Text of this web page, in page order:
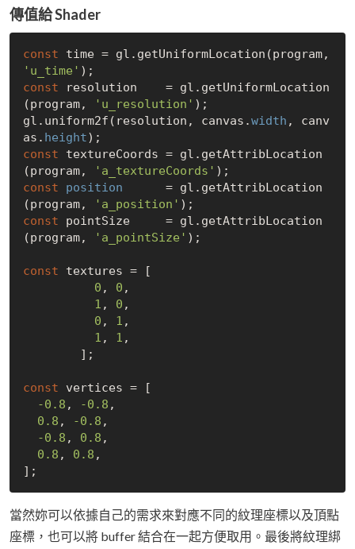
傳值給 Shader
const
'u_time'
const resolution    = gl.getUniformLocation
(program,
'u_resolution' );
gl.uniform2f(resolution, canvas.width , canv
as. height
const textureCoords = gl.getAttribLocation
(program,
'a_textureCoords'
const
position
      = gl.getAttribLocation
(program,
'a_position'
const pointSize     = gl.getAttribLocation
(program,
'a_pointSize' );
const textures = [
0 , 0 ,
1 , 0 ,
0 , 1 ,
1 , 1 ,
const vertices = [
-0.8 , -0.8 ,
0.8 , -0.8 ,
-0.8 , 0.8 ,
0.8 , 0.8 ,
當然妳可以依據自己的需求來對應不同的紋理座標以及頂點
座標，也可以將 buffer 結合在一起方便取用。最後將紋理綁